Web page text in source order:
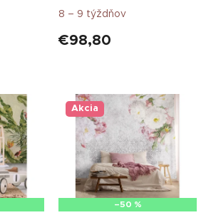
8 – 9 týždňov
€98,80
Akcia
–50 %